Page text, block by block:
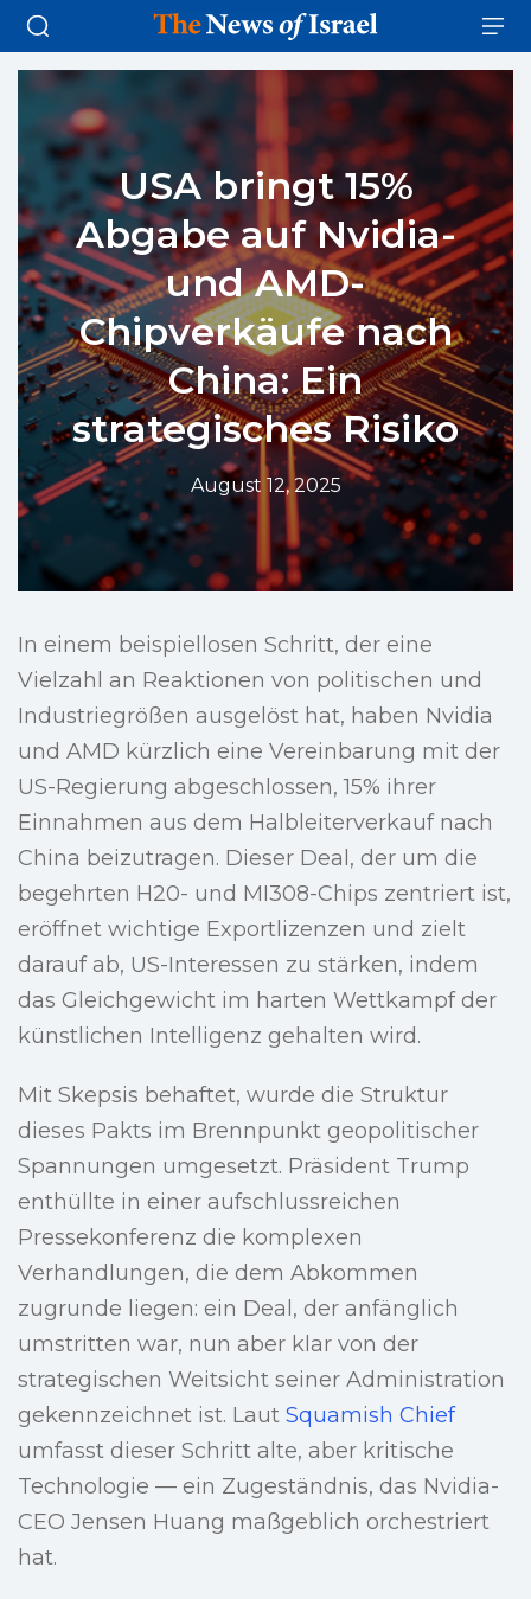
USA bringt 15%
Abgabe auf Nvidia-
und AMD-
Chipverkäufe nach
China: Ein
strategisches Risiko
August 12, 2025
In einem beispiellosen Schritt, der eine
Vielzahl an Reaktionen von politischen und
Industriegrößen ausgelöst hat, haben Nvidia
und AMD kürzlich eine Vereinbarung mit der
US-Regierung abgeschlossen, 15% ihrer
Einnahmen aus dem Halbleiterverkauf nach
China beizutragen. Dieser Deal, der um die
begehrten H20- und MI308-Chips zentriert ist,
eröffnet wichtige Exportlizenzen und zielt
darauf ab, US-Interessen zu stärken, indem
das Gleichgewicht im harten Wettkampf der
künstlichen Intelligenz gehalten wird.
Mit Skepsis behaftet, wurde die Struktur
dieses Pakts im Brennpunkt geopolitischer
Spannungen umgesetzt. Präsident Trump
enthüllte in einer aufschlussreichen
Pressekonferenz die komplexen
Verhandlungen, die dem Abkommen
zugrunde liegen: ein Deal, der anfänglich
umstritten war, nun aber klar von der
strategischen Weitsicht seiner Administration
gekennzeichnet ist. Laut Squamish Chief
umfasst dieser Schritt alte, aber kritische
Technologie — ein Zugeständnis, das Nvidia-
CEO Jensen Huang maßgeblich orchestriert
hat.